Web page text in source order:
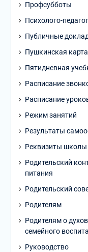
Профсубботы
Психолого-
Публичные
Пушкинская карта
Пятидневная
Расписание
Расписание
Режим занятий
Результаты
Реквизиты школы
Родительский
питания
Родительский
Родителям
Родителям о
семейного
Руководство